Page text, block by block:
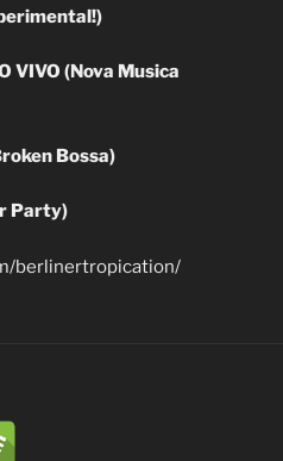
VIVO (Nova Musica
Bossa)
Party)
berlinertropication/